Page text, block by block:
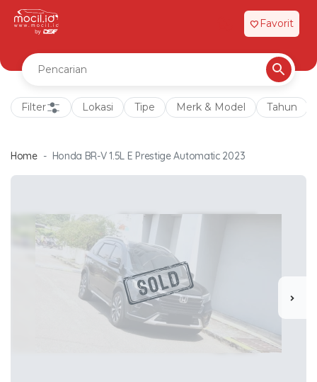
favorite Favorit
Filter Lokasi Tipe Merk & Model Tahun
Home Honda BR-V 1.5L E Prestige Automatic 2023
chevron_right